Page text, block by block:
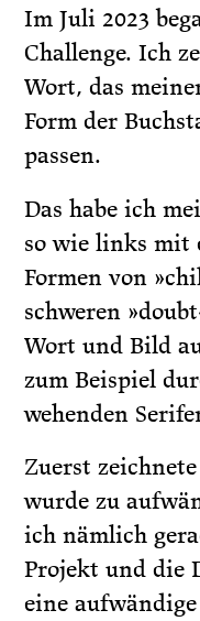
Im Juli 2023
Challenge. Ich
Wort, das
Form der
passen.
Das habe ich
so wie links mit
Formen von
schweren
Wort und Bild
zum Beispiel
wehenden
Zuerst
wurde zu
ich nämlich
Projekt und die
eine